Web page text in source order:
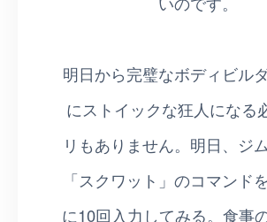
明日から完璧なボディビル
にストイックな狂人になる
リもありません。明日、ジ
「スクワット」のコマンド
に10回入力してみる。食事